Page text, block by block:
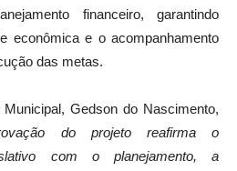
financeiro, garantindo
econômica e o acompanhamento
das metas.
Gedson do Nascimento,
do projeto reafirma o
com o planejamento, a